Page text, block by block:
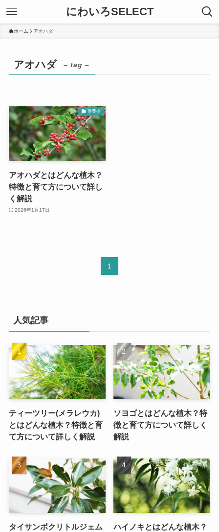
にわいろSELECT
ホーム アオハダ
アオハダ – tag –
落葉樹
アオハダとはどんな植木？
特徴と育て方について詳し
く解説
2026年1月17日
1
人気記事
ティーツリー(メラレウカ)
とはどんな植木？特徴と育
て方について詳しく解説
ソヨゴとはどんな植木？特
徴と育て方について詳しく
解説
タイサンボクリトルジェム
ハイノキとはどんな植木？